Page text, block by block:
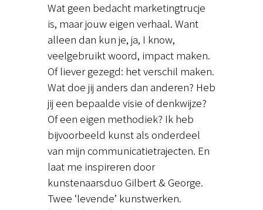
Wat geen bedacht marketingtrucje
is, maar jouw eigen verhaal. Want
alleen dan kun je, ja, I know,
veelgebruikt woord, impact maken.
Of liever gezegd: het verschil maken.
Wat doe jij anders dan anderen? Heb
jij een bepaalde visie of denkwijze?
Of een eigen methodiek? Ik heb
bijvoorbeeld kunst als onderdeel
van mijn communicatietrajecten. En
laat me inspireren door
kunstenaarsduo Gilbert & George.
Twee ‘levende’ kunstwerken.